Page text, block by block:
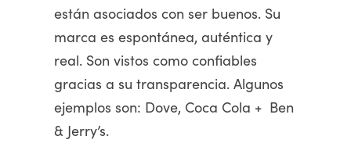
están asociados con ser buenos. Su
marca es espontánea, auténtica y
real. Son vistos como confiables
gracias a su transparencia. Algunos
ejemplos son: Dove, Coca Cola + Ben
& Jerry’s.